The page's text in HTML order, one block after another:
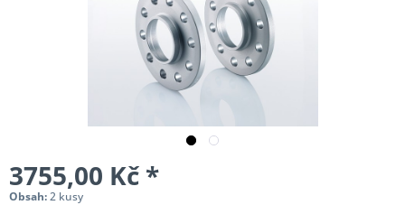
3755,00 Kč *
Obsah:2 kusy